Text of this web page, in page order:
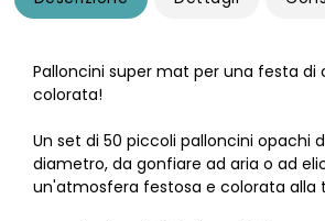
Palloncini super mat per una festa di
colorata!
Un set di 50 piccoli palloncini opachi
diametro, da gonfiare ad aria o ad
un'atmosfera festosa e colorata alla